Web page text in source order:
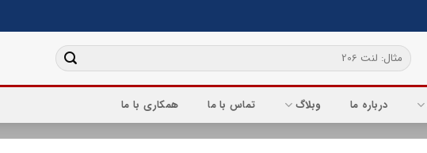
جستجو
برای:
درباره ما وبلاگ تماس با ما همکاری با ما